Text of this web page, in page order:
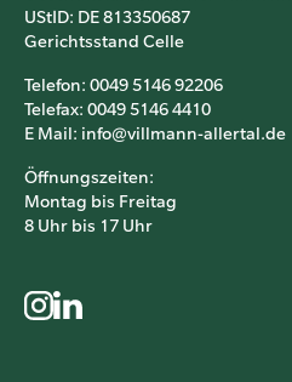
UStID: DE 813350687
Gerichtsstand Celle
Telefon: 0049 5146 92206
Telefax: 0049 5146 4410
E Mail: info@villmann-allertal.de
Öffnungszeiten:
Montag bis Freitag
8 Uhr bis 17 Uhr